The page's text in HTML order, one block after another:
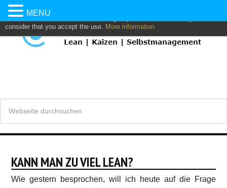
This website uses own and/or third parties cookies to: analyze,
personalize content and/or advertising. If you continue browsing, we
consider that you accept the use. More information
KANN MAN ZU VIEL LEAN?
Wie gestern besprochen, will ich heute auf die Frage
MENU